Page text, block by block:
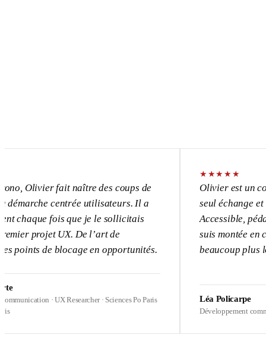
fait naître des coups de
centrée utilisateurs. Il a
fois que je le sollicitais
UX. De l’art de
blocage en opportunités.
· UX Researcher · Sciences Po Paris
★
Olivier est un
seul échange et l’UX
Accessible, pédagogue,
suis montée en
beaucoup plus loin sur
Léa Policarpe
Développement commercial ·